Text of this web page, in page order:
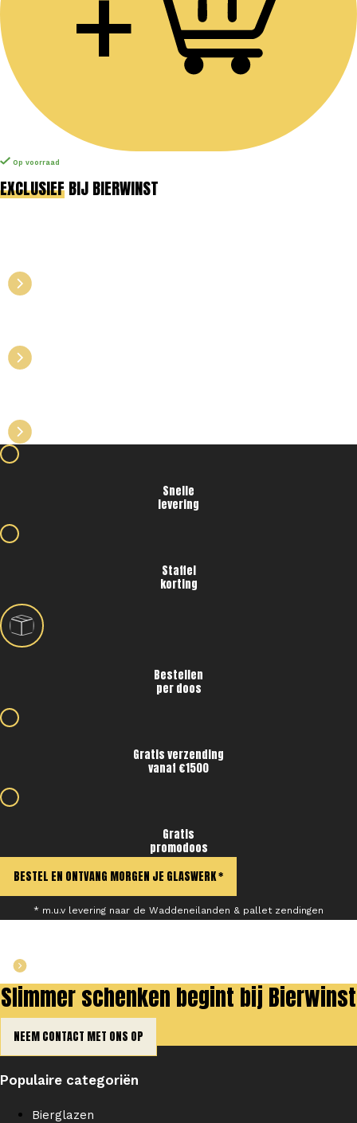
Op voorraad
EXCLUSIEFBIJ BIERWINST
Snelle
levering
Staffel
korting
Bestellen
per doos
Gratis verzending
vanaf €1500
Gratis
promodoos
BESTEL EN ONTVANG MORGEN JE GLASWERK *
* m.u.v levering naar de Waddeneilanden & pallet zendingen
Slimmer schenken begint bij Bierwinst
NEEM CONTACT MET ONS OP
Populaire categoriën
Bierglazen